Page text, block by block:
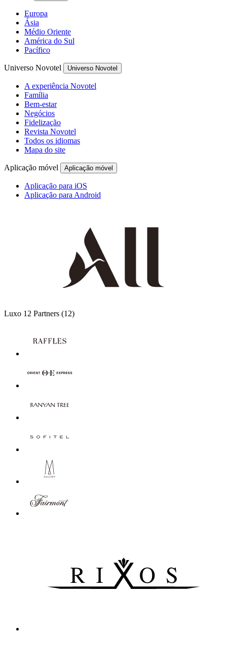
Europa
Ásia
Médio Oriente
América do Sul
Pacífico
Universo Novotel Universo Novotel
A experiência Novotel
Família
Bem-estar
Negócios
Fidelização
Revista Novotel
Todos os idiomas
Mapa do site
Aplicação móvel Aplicação móvel
Aplicação para iOS
Aplicação para Android
Luxo 12 Partners (12)